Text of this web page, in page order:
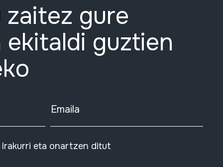
gure
ekitaldi guztien
Emaila
Irakurri eta onartzen ditut